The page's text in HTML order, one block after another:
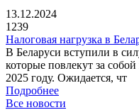
13.12.2024
1239
Налоговая нагрузка в
В Беларуси вступили в
которые повлекут за
2025 году. Ожидается, чт
Подробнее
Все новости